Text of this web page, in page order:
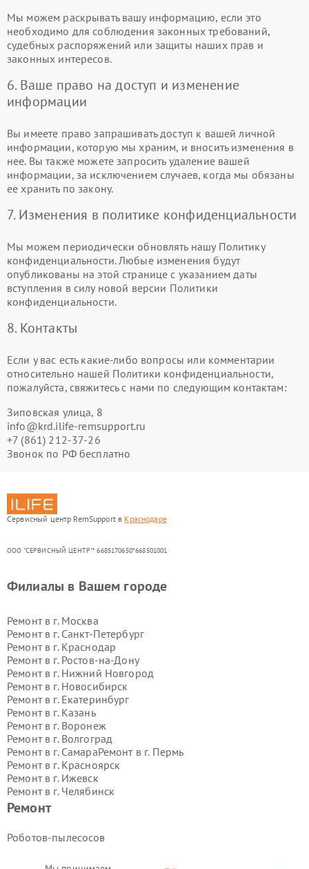
Мы можем раскрывать вашу информацию, если это
необходимо для соблюдения законных требований,
судебных распоряжений или защиты наших прав и
законных интересов.
6. Ваше право на доступ и изменение
информации
Вы имеете право запрашивать доступ к вашей личной
информации, которую мы храним, и вносить изменения в
нее. Вы также можете запросить удаление вашей
информации, за исключением случаев, когда мы обязаны
ее хранить по закону.
7. Изменения в политике конфиденциальности
Мы можем периодически обновлять нашу Политику
конфиденциальности. Любые изменения будут
опубликованы на этой странице с указанием даты
вступления в силу новой версии Политики
конфиденциальности.
8. Контакты
Если у вас есть какие-либо вопросы или комментарии
относительно нашей Политики конфиденциальности,
пожалуйста, свяжитесь с нами по следующим контактам:
Зиповская улица, 8
info@krd.ilife-remsupport.ru
+7 (861) 212-37-26
Звонок по РФ бесплатно
Сервисный центр RemSupport в Краснодаре
ООО "СЕРВИСНЫЙ ЦЕНТР"* 6685170650*668501001
Ремонт
Роботов-пылесосов
Филиалы в Вашем городе
Ремонт в г. Москва
Ремонт в г. Санкт-Петербург
Ремонт в г. Краснодар
Ремонт в г. Ростов-на-Дону
Ремонт в г. Нижний Новгород
Ремонт в г. Новосибирск
Ремонт в г. Екатеринбург
Ремонт в г. Казань
Ремонт в г. Воронеж
Ремонт в г. Волгоград
Ремонт в г. СамараРемонт в г. Пермь
Ремонт в г. Красноярск
Ремонт в г. Ижевск
Ремонт в г. Челябинск
Ремонт в г.
Ремонт в г.
Ремонт в г.Саратов